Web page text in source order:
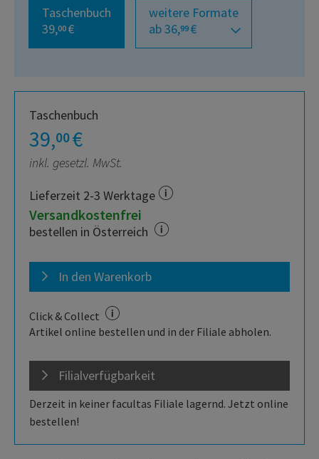
Taschenbuch
39,00 €
weitere Formate
ab 36,99 €
Taschenbuch
39,00€
inkl. gesetzl. MwSt.
Lieferzeit 2-3 Werktage
Versandkostenfrei
bestellen in Österreich
In den Warenkorb
Click & Collect
Artikel online bestellen und in der Filiale abholen.
Filialverfügbarkeit
Derzeit in keiner facultas Filiale lagernd. Jetzt online
bestellen!